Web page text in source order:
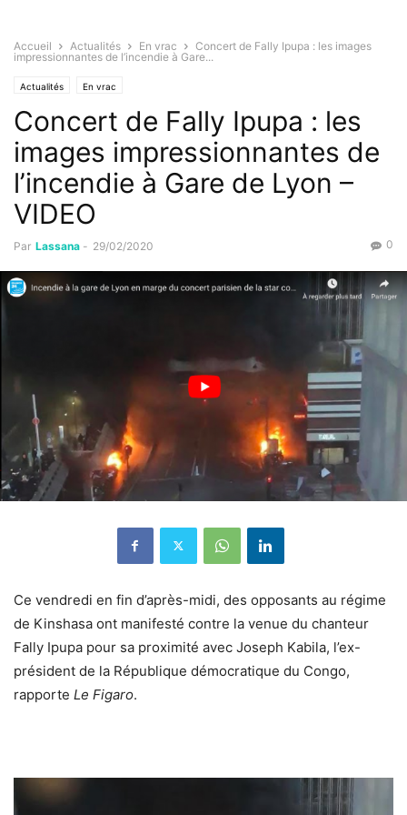
Accueil Actualités En vrac
Concert de Fally Ipupa : les images
impressionnantes de l’incendie à Gare...
Actualités En vrac
Concert de Fally Ipupa : les
images impressionnantes de
l’incendie à Gare de Lyon –
VIDEO
Par Lassana - 29/02/2020 0
Ce vendredi en fin d’après-midi, des opposants au régime
de Kinshasa ont manifesté contre la venue du chanteur
Fally Ipupa pour sa proximité avec Joseph Kabila, l’ex-
président de la République démocratique du Congo,
rapporte Le Figaro.